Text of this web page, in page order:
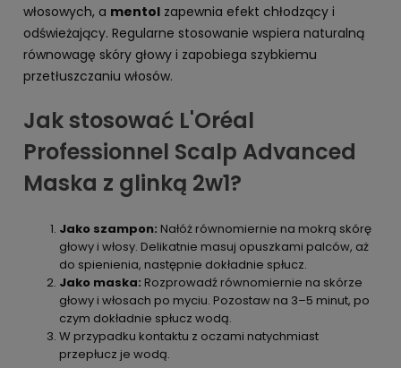
włosowych, a mentol zapewnia efekt chłodzący i
odświeżający. Regularne stosowanie wspiera naturalną
równowagę skóry głowy i zapobiega szybkiemu
przetłuszczaniu włosów.
Jak stosować L'Oréal
Professionnel Scalp Advanced
Maska z glinką 2w1?
Jako szampon: Nałóż równomiernie na mokrą skórę
głowy i włosy. Delikatnie masuj opuszkami palców, aż
do spienienia, następnie dokładnie spłucz.
Jako maska: Rozprowadź równomiernie na skórze
głowy i włosach po myciu. Pozostaw na 3–5 minut, po
czym dokładnie spłucz wodą.
W przypadku kontaktu z oczami natychmiast
przepłucz je wodą.